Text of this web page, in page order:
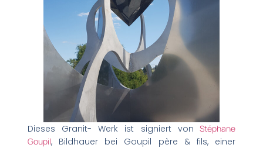
Dieses Granit- Werk ist signiert von Stéphane
Goupil, Bildhauer bei Goupil père & fils, einer